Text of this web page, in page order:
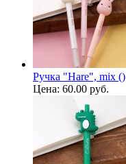
Ручка "Hare", mix ()
Цена: 60.00 руб.